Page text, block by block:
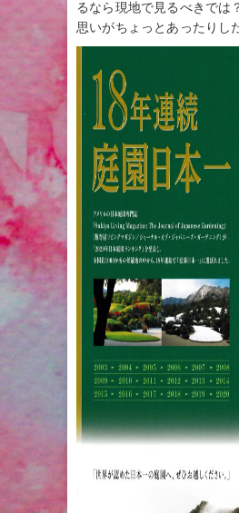
るなら現地で見るべきでは
思いがちょっとあったりし